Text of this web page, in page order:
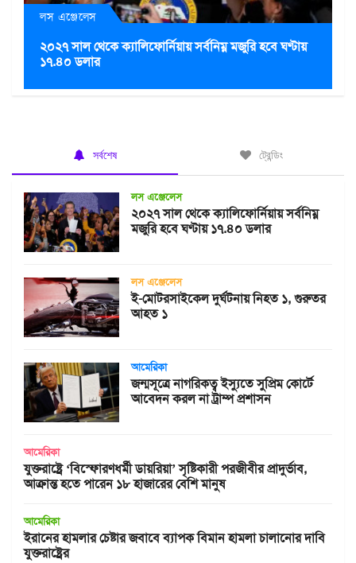
লস এঞ্জেলেস
২০২৭ সাল থেকে ক্যালিফোর্নিয়ায় সর্বনিম্ন মজুরি হবে ঘণ্টায়
১৭.৪০ ডলার
সর্বশেষ ট্রেন্ডিং
লস এঞ্জেলেস
২০২৭ সাল থেকে ক্যালিফোর্নিয়ায় সর্বনিম্ন
মজুরি হবে ঘণ্টায় ১৭.৪০ ডলার
লস এঞ্জেলেস
ই-মোটরসাইকেল দুর্ঘটনায় নিহত ১, গুরুতর
আহত ১
আমেরিকা
জন্মসূত্রে নাগরিকত্ব ইস্যুতে সুপ্রিম কোর্টে
আবেদন করল না ট্রাম্প প্রশাসন
আমেরিকা
যুক্তরাষ্ট্রে ‘বিস্ফোরণধর্মী ডায়রিয়া’ সৃষ্টিকারী পরজীবীর প্রাদুর্ভাব,
আক্রান্ত হতে পারেন ১৮ হাজারের বেশি মানুষ
আমেরিকা
ইরানের হামলার চেষ্টার জবাবে ব্যাপক বিমান হামলা চালানোর দাবি
যুক্তরাষ্ট্রের